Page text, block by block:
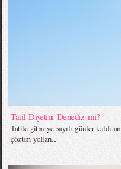
Tatil Diyetini Denediz mi?
Tatile gitmeye sayılı günler kaldı
çözüm yolları...